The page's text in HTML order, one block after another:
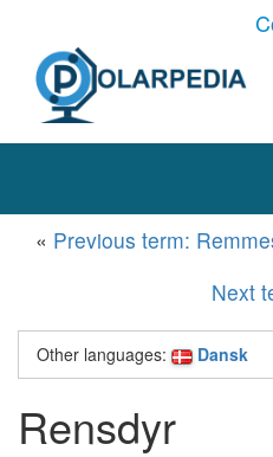
« Previous term:
Next
Other languages: Dansk
Rensdyr